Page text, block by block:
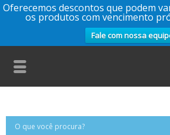
Oferecemos descontos que podem
os produtos com vencimento
Fale com nossa